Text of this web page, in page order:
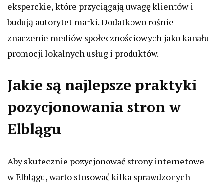
eksperckie, które przyciągają uwagę klientów i
budują autorytet marki. Dodatkowo rośnie
znaczenie mediów społecznościowych jako kanału
promocji lokalnych usług i produktów.
Jakie są najlepsze praktyki
pozycjonowania stron w
Elblągu
Aby skutecznie pozycjonować strony internetowe
w Elblągu, warto stosować kilka sprawdzonych